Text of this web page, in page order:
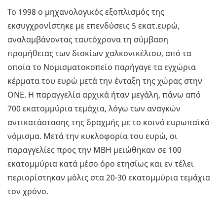
Το 1998 ο μηχανολογικός εξοπλισμός της
εκσυγχρονίστηκε με επενδύσεις 5 εκατ.ευρώ,
αναλαμβάνοντας ταυτόχρονα τη σύμβαση
προμήθειας των δισκίων χαλκονικέλιου, από τα
οποία το Νομισματοκοπείο παρήγαγε τα εγχώρια
κέρματα του ευρώ μετά την ένταξη της χώρας στην
ΟΝΕ. Η παραγγελία αρχικά ήταν μεγάλη, πάνω από
700 εκατομμύρια τεμάχια, λόγω των αναγκών
αντικατάστασης της δραχμής με το κοινό ευρωπαϊκό
νόμισμα. Μετά την κυκλοφορία του ευρώ, οι
παραγγελίες προς την ΜΒΗ μειώθηκαν σε 100
εκατομμύρια κατά μέσο όρο ετησίως και εν τέλει
περιορίστηκαν μόλις στα 20-30 εκατομμύρια τεμάχια
τον χρόνο.